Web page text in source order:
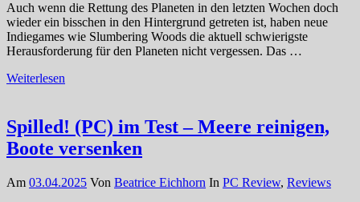
Auch wenn die Rettung des Planeten in den letzten Wochen doch
wieder ein bisschen in den Hintergrund getreten ist, haben neue
Indiegames wie Slumbering Woods die aktuell schwierigste
Herausforderung für den Planeten nicht vergessen. Das …
Weiterlesen
Spilled! (PC) im Test – Meere reinigen,
Boote versenken
Am 03.04.2025 Von Beatrice Eichhorn In PC Review, Reviews